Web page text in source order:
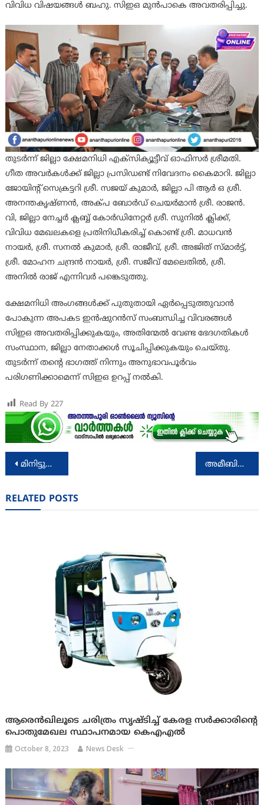
വിവിധ വിഷയങ്ങൾ ബഹു. സിഇഒ മുൻപാകെ അവതരിപ്പിച്ചു.
തുടർന്ന് ജില്ലാ ക്ഷേമനിധി എക്സിക്യൂട്ടീവ് ഓഫിസർ ശ്രീമതി.
ഗീത അവർകൾക്ക് ജില്ലാ പ്രസിഡണ്ട് നിവേദനം കൈമാറി. ജില്ലാ
ജോയിൻ്റ് സെക്രട്ടറി ശ്രീ. സജയ് കുമാർ, ജില്ലാ പി ആർ ഒ ശ്രീ.
അനന്തകൃഷ്ണൻ, അക്പ ബോർഡ് ചെയർമാൻ ശ്രീ. രാജൻ.
വി, ജില്ലാ നേച്ചർ ക്ലബ്ബ് കോർഡിനേറ്റർ ശ്രീ. സുനിൽ ക്ലിക്ക്,
വിവിധ മേഖലകളെ പ്രതിനിധീകരിച്ച് കൊണ്ട് ശ്രീ. മാധവൻ
നായർ, ശ്രീ. സനൽ കുമാർ, ശ്രീ. രാജീവ്, ശ്രീ. അജിത് സ്മാർട്ട്,
ശ്രീ. മോഹന ചന്ദ്രൻ നായർ, ശ്രീ. സജീവ് മേലെതിൽ, ശ്രീ.
അനിൽ രാജ് എന്നിവർ പങ്കെടുത്തു.
ക്ഷേമനിധി അംഗങ്ങൾക്ക് പുതുതായി ഏർപ്പെടുത്തുവാൻ
പോകുന്ന അപകട ഇൻഷുറൻസ് സംബന്ധിച്ച വിവരങ്ങൾ
സിഇഒ അവതരിപ്പിക്കുകയും, അതിന്മേൽ വേണ്ട ഭേദഗതികൾ
സംസ്ഥാന, ജില്ലാ നേതാക്കൾ സൂചിപ്പിക്കുകയും ചെയ്തു.
തുടർന്ന് തൻ്റെ ഭാഗത്ത് നിന്നും അനുഭാവപൂർവം
പരിഗണിക്കാമെന്ന് സിഇഒ ഉറപ്പ് നൽകി.
Read By 227
Post
മിനിട്ടുകൾക്കകം വൈറലായി ചിത്തിനി പ്രൊമോ വീഡിയോ സോംഗ് അമീബിക്ക് മെനിഞ്ചോ എന്‍സെഫലൈറ്റിസ്: മാര്‍ഗരേഖ പുറത്തിറക്കും
RELATED POSTS
ആരെൻഖിലൂടെ ചരിത്രം സൃഷ്ടിച്ച് കേരള സർക്കാരിന്റെ
പൊതുമേഖല സ്ഥാപനമായ കെഎഎൽ
October 8, 2023 News Desk